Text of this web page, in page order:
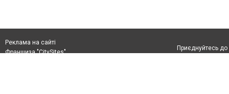
Реклама на сайті
Франшиза "CitySites"
Приєднуйтесь до